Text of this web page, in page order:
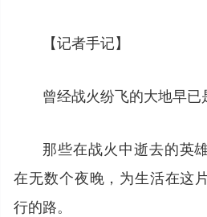
【记者手记】
曾经战火纷飞的大地早已
那些在战火中逝去的英
在无数个夜晚，为生活在这
行的路。